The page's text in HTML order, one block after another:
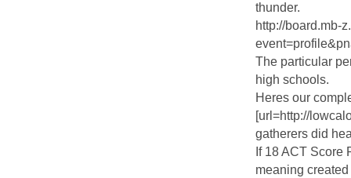
thunder.
http://board.mb-
The particular
high schools.
Heres our
[url=http://
gatherers did
If 18 ACT Score
meaning